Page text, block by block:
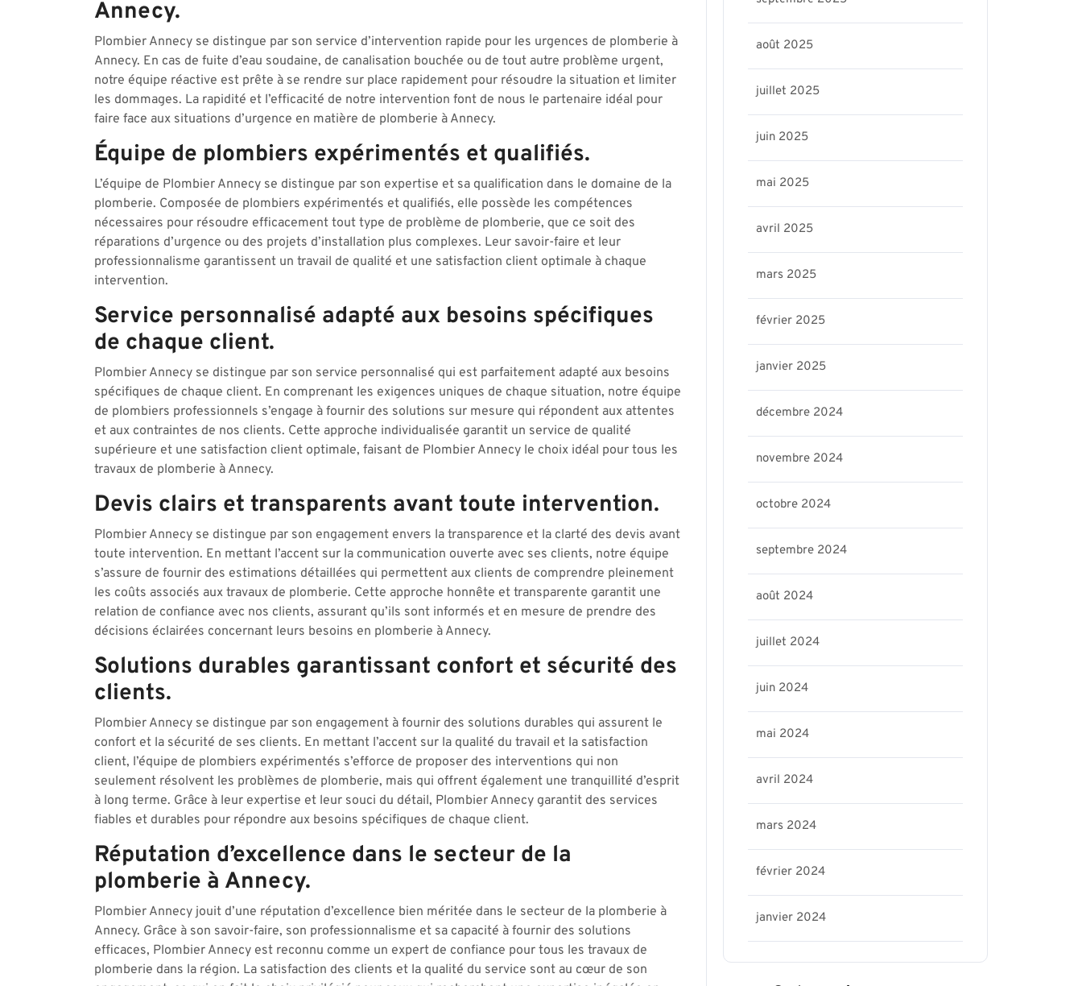
Annecy.
Plombier Annecy se distingue par son service d’intervention rapide pour les urgences de plomberie à
Annecy. En cas de fuite d’eau soudaine, de canalisation bouchée ou de tout autre problème urgent,
notre équipe réactive est prête à se rendre sur place rapidement pour résoudre la situation et limiter
les dommages. La rapidité et l’efficacité de notre intervention font de nous le partenaire idéal pour
faire face aux situations d’urgence en matière de plomberie à Annecy.
Équipe de plombiers expérimentés et qualifiés.
L’équipe de Plombier Annecy se distingue par son expertise et sa qualification dans le domaine de la
plomberie. Composée de plombiers expérimentés et qualifiés, elle possède les compétences
nécessaires pour résoudre efficacement tout type de problème de plomberie, que ce soit des
réparations d’urgence ou des projets d’installation plus complexes. Leur savoir-faire et leur
professionnalisme garantissent un travail de qualité et une satisfaction client optimale à chaque
intervention.
Service personnalisé adapté aux besoins spécifiques
de chaque client.
Plombier Annecy se distingue par son service personnalisé qui est parfaitement adapté aux besoins
spécifiques de chaque client. En comprenant les exigences uniques de chaque situation, notre équipe
de plombiers professionnels s’engage à fournir des solutions sur mesure qui répondent aux attentes
et aux contraintes de nos clients. Cette approche individualisée garantit un service de qualité
supérieure et une satisfaction client optimale, faisant de Plombier Annecy le choix idéal pour tous les
travaux de plomberie à Annecy.
Devis clairs et transparents avant toute intervention.
Plombier Annecy se distingue par son engagement envers la transparence et la clarté des devis avant
toute intervention. En mettant l’accent sur la communication ouverte avec ses clients, notre équipe
s’assure de fournir des estimations détaillées qui permettent aux clients de comprendre pleinement
les coûts associés aux travaux de plomberie. Cette approche honnête et transparente garantit une
relation de confiance avec nos clients, assurant qu’ils sont informés et en mesure de prendre des
décisions éclairées concernant leurs besoins en plomberie à Annecy.
Solutions durables garantissant confort et sécurité des
clients.
Plombier Annecy se distingue par son engagement à fournir des solutions durables qui assurent le
confort et la sécurité de ses clients. En mettant l’accent sur la qualité du travail et la satisfaction
client, l’équipe de plombiers expérimentés s’efforce de proposer des interventions qui non
seulement résolvent les problèmes de plomberie, mais qui offrent également une tranquillité d’esprit
à long terme. Grâce à leur expertise et leur souci du détail, Plombier Annecy garantit des services
fiables et durables pour répondre aux besoins spécifiques de chaque client.
Réputation d’excellence dans le secteur de la
plomberie à Annecy.
Plombier Annecy jouit d’une réputation d’excellence bien méritée dans le secteur de la plomberie à
Annecy. Grâce à son savoir-faire, son professionnalisme et sa capacité à fournir des solutions
efficaces, Plombier Annecy est reconnu comme un expert de confiance pour tous les travaux de
plomberie dans la région. La satisfaction des clients et la qualité du service sont au cœur de son
août 2025
juillet 2025
juin 2025
mai 2025
avril 2025
mars 2025
février 2025
janvier 2025
décembre 2024
novembre 2024
octobre 2024
septembre 2024
août 2024
juillet 2024
juin 2024
mai 2024
avril 2024
mars 2024
février 2024
janvier 2024